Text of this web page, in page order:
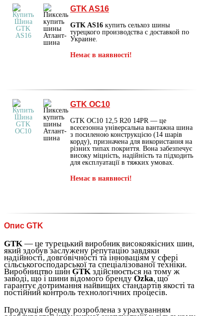
GTK AS16
GTK AS16 купить сельхоз шины
турецкого производства с доставкой по
Украине.
Немає в наявності!
GTK OC10
GTK OC10 12,5 R20 14PR — це
всесезонна універсальна вантажна шина
з посиленою конструкцією (14 шарів
корду), призначена для використання на
різних типах покриття. Вона забезпечує
високу міцність, надійність та підходить
для експлуатації в тяжких умовах.
Немає в наявності!
Опис GTK
GTK — це турецький виробник високоякісних шин,
який здобув заслужену репутацію завдяки
надійності, довговічності та інноваціям у сфері
сільськогосподарської та спеціалізованої техніки.
Виробництво шин GTK здійснюється на тому ж
заводі, що і шини відомого бренду Ozka, що
гарантує дотримання найвищих стандартів якості та
постійний контроль технологічних процесів.
Продукція бренду розроблена з урахуванням